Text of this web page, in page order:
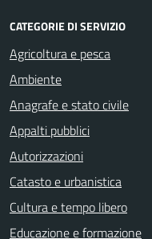
CATEGORIE DI SERVIZIO
Agricoltura e pesca
Ambiente
Anagrafe e stato civile
Appalti pubblici
Autorizzazioni
Catasto e urbanistica
Cultura e tempo libero
Educazione e formazione